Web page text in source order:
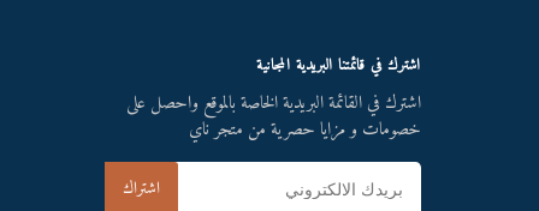
اشترك في قائمتنا البريدية المجانية
اشترك في القائمة البريدية الخاصة بالموقع واحصل على
خصومات و مزايا حصرية من متجر ناي